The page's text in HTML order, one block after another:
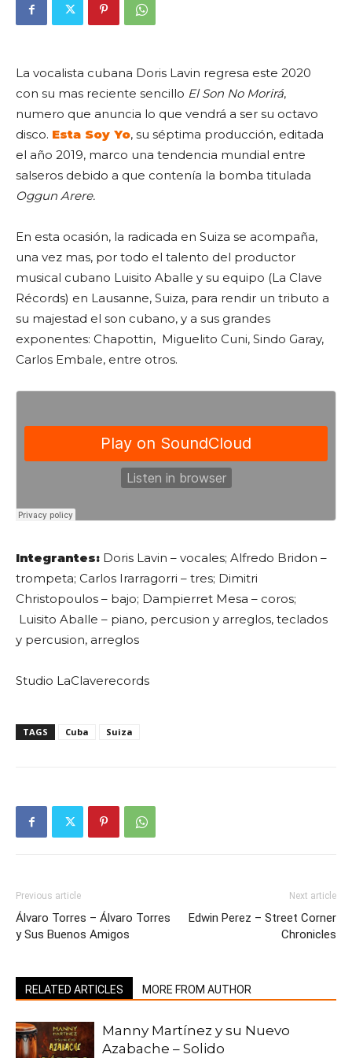
La vocalista cubana Doris Lavin regresa este 2020
con su mas reciente sencillo El Son No Morirá,
numero que anuncia lo que vendrá a ser su octavo
disco. Esta Soy Yo, su séptima producción, editada
el año 2019, marco una tendencia mundial entre
salseros debido a que contenía la bomba titulada
Oggun Arere.
En esta ocasión, la radicada en Suiza se acompaña,
una vez mas, por todo el talento del productor
musical cubano Luisito Aballe y su equipo (La Clave
Récords) en Lausanne, Suiza, para rendir un tributo a
su majestad el son cubano, y a sus grandes
exponentes: Chapottin, Miguelito Cuni, Sindo Garay,
Carlos Embale, entre otros.
Integrantes: Doris Lavin – vocales; Alfredo Bridon –
trompeta; Carlos Irarragorri – tres; Dimitri
Christopoulos – bajo; Dampierret Mesa – coros;
Luisito Aballe – piano, percusion y arreglos, teclados
y percusion, arreglos
Studio LaClaverecords
TAGS Cuba Suiza
Previous article
Álvaro Torres – Álvaro Torres
y Sus Buenos Amigos
Next article
Edwin Perez – Street Corner
Chronicles
RELATED ARTICLES MORE FROM AUTHOR
Manny Martínez y su Nuevo
Azabache – Solido